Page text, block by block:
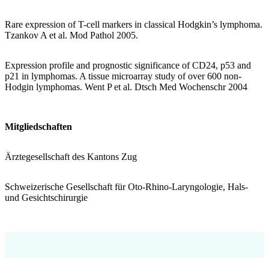
Rare expression of T-cell markers in classical Hodgkin’s lymphoma.
Tzankov A et al. Mod Pathol 2005.
Expression profile and prognostic significance of CD24, p53 and
p21 in lymphomas. A tissue microarray study of over 600 non-
Hodgin lymphomas. Went P et al. Dtsch Med Wochenschr 2004
Mitgliedschaften
Ärztegesellschaft des Kantons Zug
Schweizerische Gesellschaft für Oto-Rhino-Laryngologie, Hals-
und Gesichtschirurgie